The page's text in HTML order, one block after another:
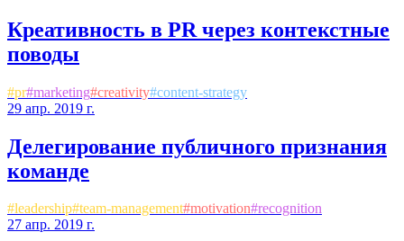
Креативность в PR через контекстные
поводы
#pr#marketing#creativity#content-strategy
29 апр. 2019 г.
Делегирование публичного признания
команде
#leadership#team-management#motivation#recognition
27 апр. 2019 г.